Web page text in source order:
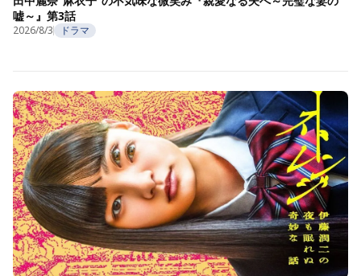
嘘～』第3話
2026/8/3 ドラマ